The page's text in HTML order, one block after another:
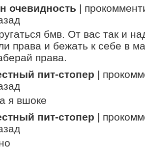
очевидность |
бмв. От вас так и
права и бежать к себе в
права.
пит-стопер |
я вшоке
пит-стопер |